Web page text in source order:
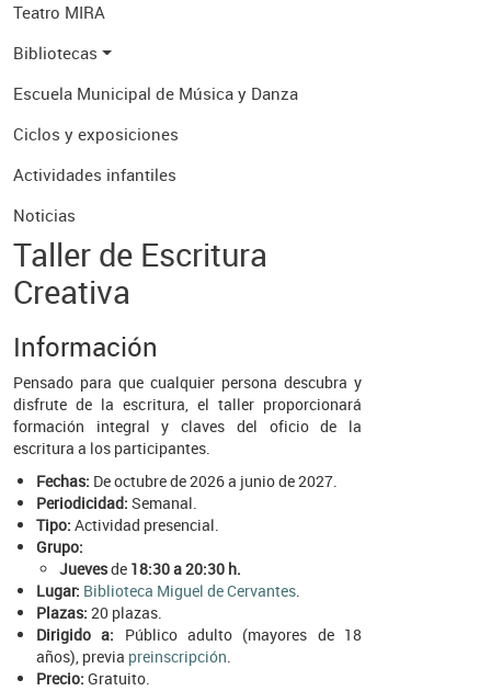
Teatro MIRA
Bibliotecas
Escuela Municipal de Música y Danza
Ciclos y exposiciones
Actividades infantiles
Noticias
Taller de Escritura
Creativa
Información
Pensado para que cualquier persona descubra y
disfrute de la escritura, el taller proporcionará
formación integral y claves del oficio de la
escritura a los participantes.
Fechas: De octubre de 2026 a junio de 2027.
Periodicidad: Semanal.
Tipo: Actividad presencial.
Grupo:
Juevesde 18:30 a 20:30 h.
Lugar: Biblioteca Miguel de Cervantes.
Plazas: 20 plazas.
Dirigido a: Público adulto (mayores de 18
años), previa preinscripción.
Precio: Gratuito.